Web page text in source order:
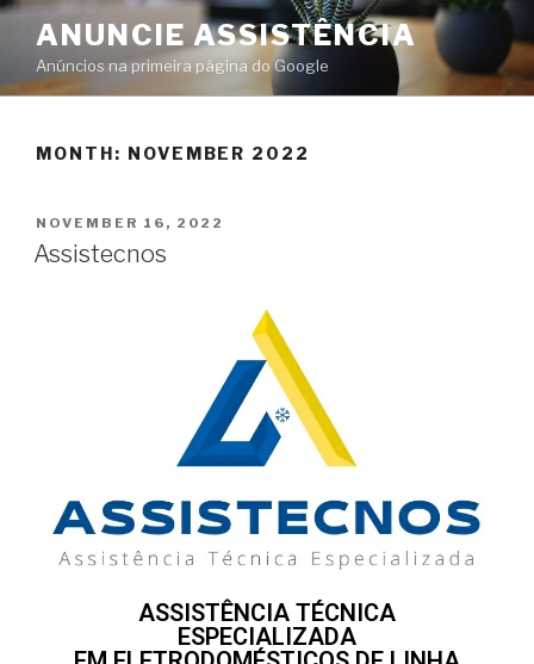
ANUNCIE ASSISTÊNCIA
Anúncios na primeira página do Google
MONTH: NOVEMBER 2022
NOVEMBER 16, 2022
Assistecnos
ASSISTÊNCIA TÉCNICA
ESPECIALIZADA